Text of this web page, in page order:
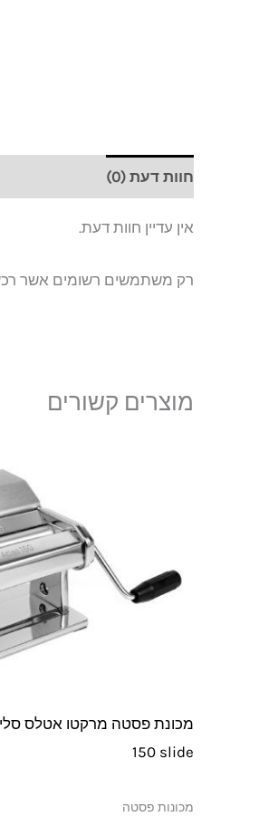
חוות דעת (0)
אין עדיין חוות דעת.
רק משתמשים רשומים אשר
מוצרים קשורים
150 slide
מכונות פסטה